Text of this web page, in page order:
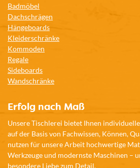
Badmöbel
Dachschrägen
Hängeboards
Kleiderschränke
Kommoden
Regale
Sideboards
Wandschränke
Erfolg nach Maß
Unsere Tischlerei bietet Ihnen
auf der Basis von Fachwissen, Können,
nutzen für unsere Arbeit hochwertige
Werkzeuge und modernste Maschinen –
besondere Liebe zum Detail.